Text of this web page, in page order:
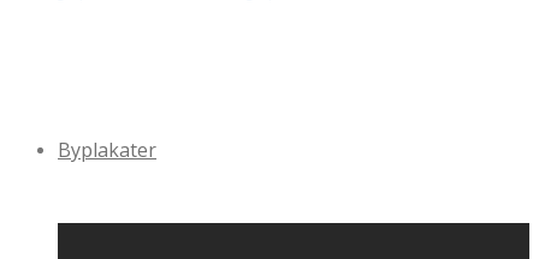
Byplakater